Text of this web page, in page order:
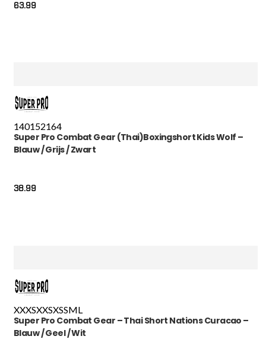
63.99
140152164
Super Pro Combat Gear (Thai)Boxingshort Kids Wolf –
Blauw / Grijs / Zwart
38.99
XXXSXXSXSSML
Super Pro Combat Gear – Thai Short Nations Curacao –
Blauw / Geel / Wit